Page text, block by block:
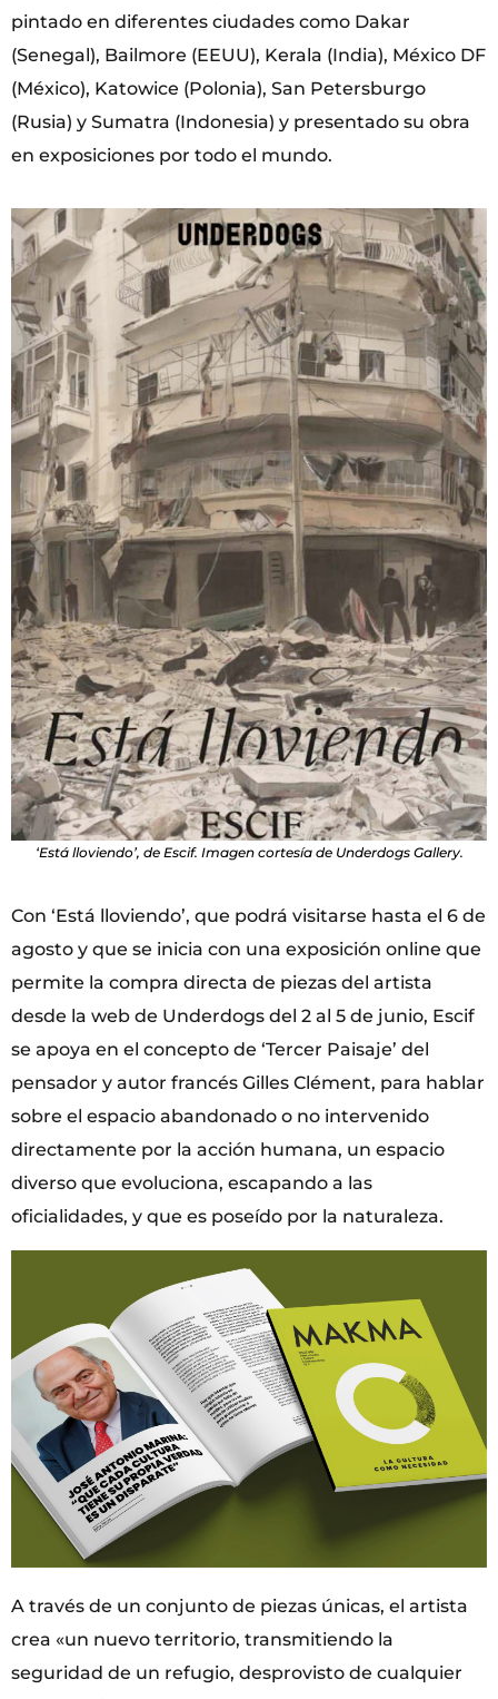
pintado en diferentes ciudades como Dakar
(Senegal), Bailmore (EEUU), Kerala (India), México DF
(México), Katowice (Polonia), San Petersburgo
(Rusia) y Sumatra (Indonesia) y presentado su obra
en exposiciones por todo el mundo.
‘Está lloviendo’, de Escif. Imagen cortesía de Underdogs Gallery.
Con ‘Está lloviendo’, que podrá visitarse hasta el 6 de
agosto y que se inicia con una exposición online que
permite la compra directa de piezas del artista
desde la web de Underdogs del 2 al 5 de junio, Escif
se apoya en el concepto de ‘Tercer Paisaje’ del
pensador y autor francés Gilles Clément, para hablar
sobre el espacio abandonado o no intervenido
directamente por la acción humana, un espacio
diverso que evoluciona, escapando a las
oficialidades, y que es poseído por la naturaleza.
A través de un conjunto de piezas únicas, el artista
crea «un nuevo territorio, transmitiendo la
seguridad de un refugio, desprovisto de cualquier